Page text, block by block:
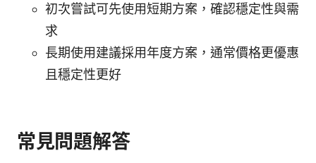
初次嘗試可先使用短期方案，確認穩定性與需
求
長期使用建議採用年度方案，通常價格更優惠
且穩定性更好
常見問題解答